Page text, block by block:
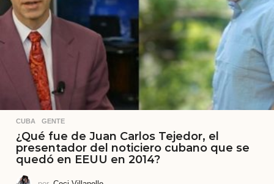
CUBA ,GENTE
¿Qué fue de Juan Carlos Tejedor, el
presentador del noticiero cubano que se
quedó en EEUU en 2014?